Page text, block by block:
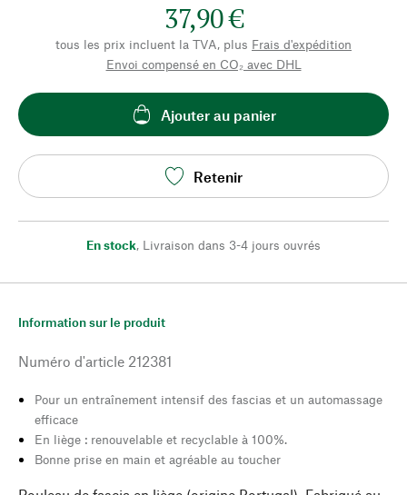
37,90 €
tous les prix incluent la TVA, plus Frais d'expédition
Envoi compensé en CO₂ avec DHL
Ajouter au panier
Retenir
En stock, Livraison dans 3-4 jours ouvrés
Information sur le produit
Numéro d'article 212381
Pour un entraînement intensif des fascias et un automassage
efficace
En liège : renouvelable et recyclable à 100%.
Bonne prise en main et agréable au toucher